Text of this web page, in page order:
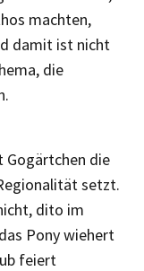
machten,
damit ist nicht
die
Gogärtchen die
setzt.
dito im
Pony wiehert
feiert